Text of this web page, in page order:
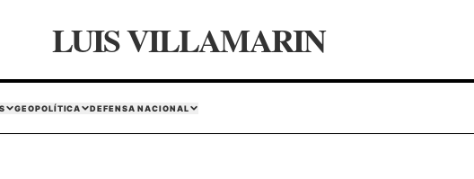
LUIS VILLAMARIN
GEOPOLÍTICA DEFENSA NACIONAL